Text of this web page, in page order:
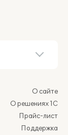
О сайте
О решениях 1С
Прайс-лист
Поддержка